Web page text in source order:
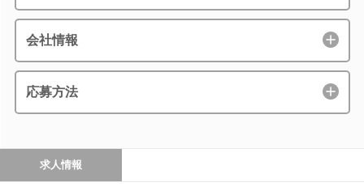
会社情報
応募方法
求人情報